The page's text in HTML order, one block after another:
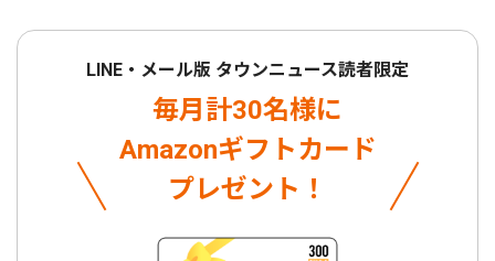
LINE・メール版 タウンニュース読者限定
毎月計30名様に
Amazonギフトカード
プレゼント！